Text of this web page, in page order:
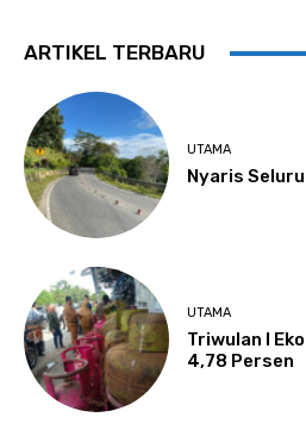
ARTIKEL TERBARU
UTAMA
Nyaris
UTAMA
Triwulan I
4,78 Persen